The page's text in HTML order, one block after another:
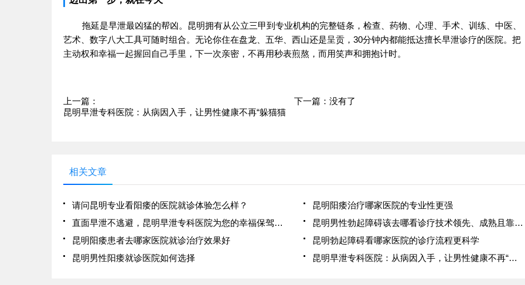
拖延是早泄最凶猛的帮凶。昆明拥有从公立三甲到专业机构的完整链条，检查、药物、心理、手术、训练、中医、
艺术、数字八大工具可随时组合。无论你住在盘龙、五华、西山还是呈贡，30分钟内都能抵达擅长早泄诊疗的医院。把
主动权和幸福一起握回自己手里，下一次亲密，不再用秒表煎熬，而用笑声和拥抱计时。
上一篇：
昆明早泄专科医院：从病因入手，让男性健康不再“躲猫猫
下一篇：没有了
相关文章
请问昆明专业看阳痿的医院就诊体验怎么样？
昆明阳痿治疗哪家医院的专业性更强
直面早泄不逃避，昆明早泄专科医院为您的幸福保驾护航
昆明男性勃起障碍该去哪看诊疗技术领先、成熟且靠谱的医院
昆明阳痿患者去哪家医院就诊治疗效果好
昆明勃起障碍看哪家医院的诊疗流程更科学
昆明男性阳痿就诊医院如何选择
昆明早泄专科医院：从病因入手，让男性健康不再“躲猫猫